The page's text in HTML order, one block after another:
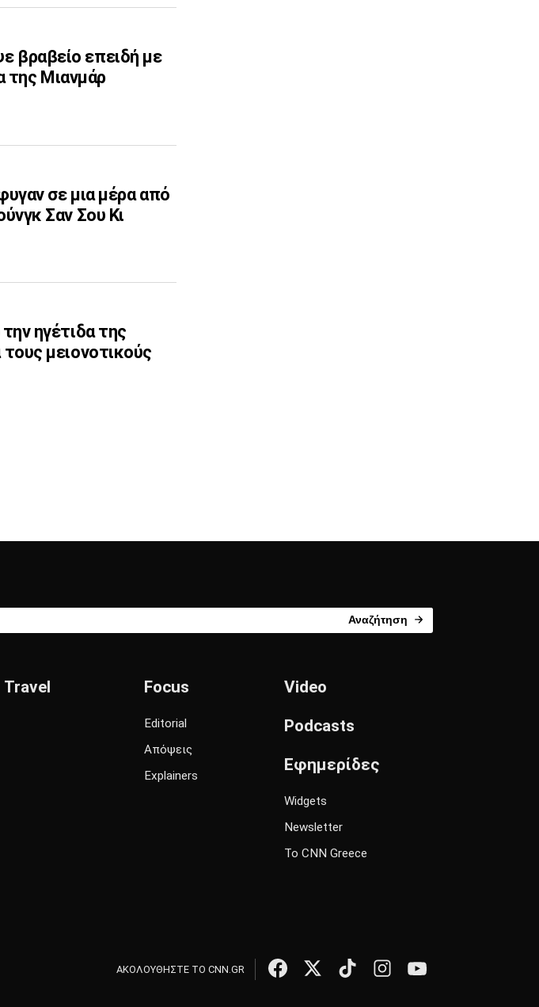
βραβείο επειδή με
της Μιανμάρ
σε μια μέρα από
Σαν Σου Κι
ηγέτιδα της
μειονοτικούς
Αναζήτηση
Travel Focus
Editorial
Απόψεις
Explainers
Video
Podcasts
Εφημερίδες
Widgets
Newsletter
Το CNN Greece
ΑΚΟΛΟΥΘΗΣΤΕ ΤΟ CNN.GR